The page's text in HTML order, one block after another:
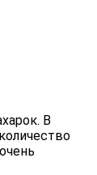
В